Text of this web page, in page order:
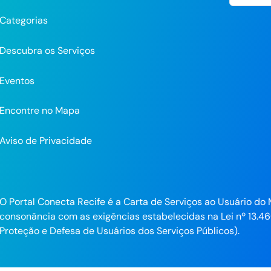
Categorias
Descubra os Serviços
Eventos
Encontre no Mapa
Aviso de Privacidade
O Portal Conecta Recife é a Carta de Serviços ao Usuário
consonância com as exigências estabelecidas na Lei nº
Proteção e Defesa de Usuários dos Serviços Públicos).